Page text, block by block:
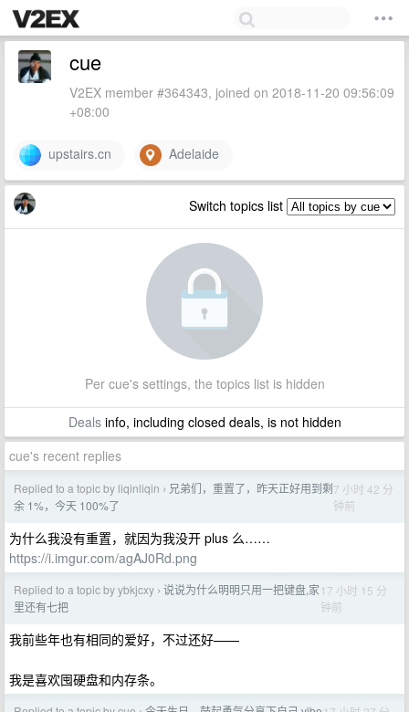
cue
V2EX member #364343, joined on 2018-11-20 09:56:09
+08:00
upstairs.cn Adelaide
Switch topics list
Per cue's settings, the topics list is hidden
Dealsinfo, including closed deals, is not hidden
cue's recent replies
Replied to a topic by liqinliqin › 兄弟们，重置了，昨天正好用到剩
余 1%，今天 100%了
7 小时 42 分
钟前
为什么我没有重置，就因为我没开 plus 么……
https://i.imgur.com/agAJ0Rd.png
Replied to a topic by ybkjcxy › 说说为什么明明只用一把键盘,家
里还有七把
17 小时 15 分
钟前
我前些年也有相同的爱好，不过还好——
我是喜欢囤硬盘和内存条。